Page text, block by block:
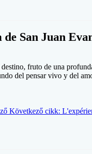
San Juan
fruto de una
del pensar vivo y del
Következő cikk: